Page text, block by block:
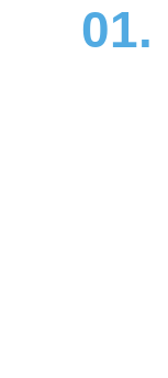
01.